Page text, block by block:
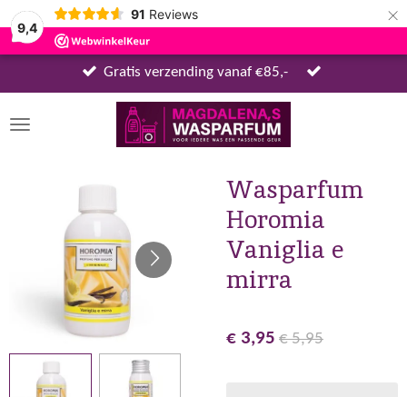
9,4
91 Reviews ×
Gratis verzending vanaf €85,-
Wasparfum
Horomia
Vaniglia e
mirra
€ 3,95 € 5,95